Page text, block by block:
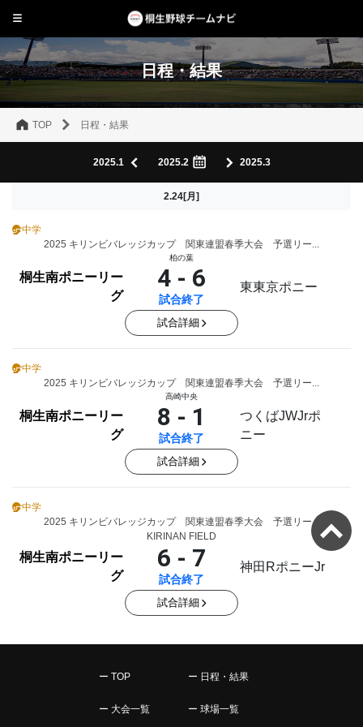
日程・結果
TOP 日程・結果
2025.1 2025.2 2025.3
2.24[月]
中学
2025 キリンビバレッジカップ 関東連盟春季大会 予選リー...
柏の葉
桐生南ポニーリー
グ
4 - 6
試合終了
東東京ポニー
試合詳細
中学
2025 キリンビバレッジカップ 関東連盟春季大会 予選リー...
高崎中央
桐生南ポニーリー
グ
8 - 1
試合終了
つくばJWJrポ
ニー
試合詳細
中学
2025 キリンビバレッジカップ 関東連盟春季大会 予選リー...
KIRINAN FIELD
桐生南ポニーリー
グ
6 - 7
試合終了
神田RポニーJr
試合詳細
ー TOP ー 日程・結果
ー 大会一覧 ー 球場一覧